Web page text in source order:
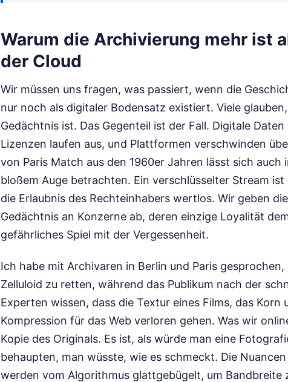
Warum die Archivierung mehr ist
der Cloud
Wir müssen uns fragen, was passiert, wenn die
nur noch als digitaler Bodensatz existiert. Viele
Gedächtnis ist. Das Gegenteil ist der Fall. Digitale
Lizenzen laufen aus, und Plattformen verschwinden
von Paris Match aus den 1960er Jahren lässt sich
bloßem Auge betrachten. Ein verschlüsselter Stream
die Erlaubnis des Rechteinhabers wertlos. Wir geben
Gedächtnis an Konzerne ab, deren einzige Loyalität
gefährliches Spiel mit der Vergessenheit.
Ich habe mit Archivaren in Berlin und Paris
Zelluloid zu retten, während das Publikum nach der
Experten wissen, dass die Textur eines Films, das
Kompression für das Web verloren gehen. Was wir
Kopie des Originals. Es ist, als würde man eine
behaupten, man wüsste, wie es schmeckt. Die
werden vom Algorithmus glattgebügelt, um Bandbreite